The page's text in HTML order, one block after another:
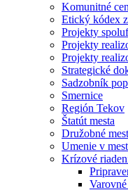
Komunitné
Etický kódex
Projekty
Projekty
Projekty
Strategické
Sadzobník
Smernice
Región Tekov
Štatút mesta
Družobné
Umenie v
Krízové